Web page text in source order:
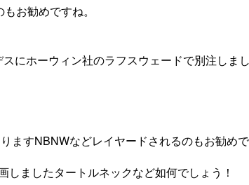
お勧めですね。
にホーウィン社のラフスウェードで別注しま
ますNBNWなどレイヤードされるのもお勧め
ましたタートルネックなど如何でしょう！